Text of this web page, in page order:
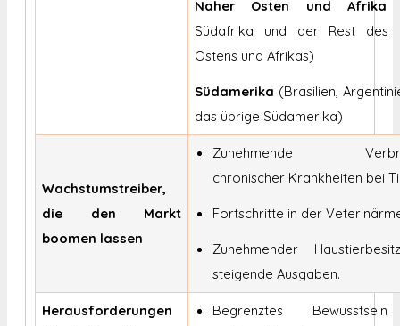
Naher Osten und Afrika
Südafrika und der Rest des
Ostens und Afrikas)
Südamerika (Brasilien,
das übrige Südamerika)
Wachstumstreiber,
die den Markt
boomen lassen
Zunehmende
chronischer Krankheiten bei
Fortschritte in der
Zunehmender
steigende Ausgaben.
Herausforderungen
Begrenztes